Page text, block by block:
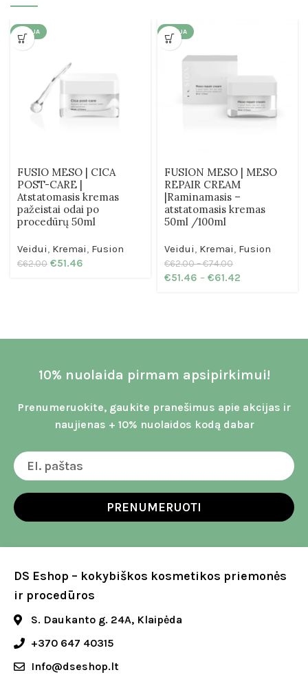
AKCIJA
FUSIO MESO | CICA
POST-CARE |
Atstatomasis kremas
pažeistai odai po
procedūrų 50ml
Veidui, Kremai, Fusion
€62.00 €51.46
AKCIJA
FUSION MESO | MESO
REPAIR CREAM
|Raminamasis –
atstatomasis kremas
50ml /100ml
Veidui, Kremai, Fusion
€62.00 – €74.00
€51.46 – €61.42
10% nuolaida pirmam apsipirkimui!
Prenumeruokite, gaukite pranešimus apie akcijas ir
naujienas + 10% nuolaidos kodą dabar
PRENUMERUOTI
DS Eshop – kokybiškos kosmetikos priemonės
ir procedūros
S. Daukanto g. 24A, Klaipėda
+370 647 40315
Info@dseshop.lt